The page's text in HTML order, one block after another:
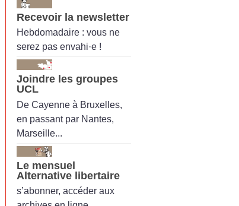
Recevoir la newsletter
Hebdomadaire : vous ne
serez pas envahi·e !
Joindre les groupes
UCL
De Cayenne à Bruxelles,
en passant par Nantes,
Marseille...
Le mensuel
Alternative libertaire
s’abonner, accéder aux